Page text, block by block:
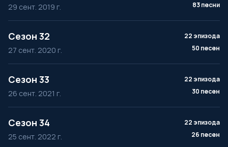
29 сент. 2019 г.
83 песни
Сезон 32
27 сент. 2020 г.
22 эпизода
50 песен
Сезон 33
26 сент. 2021 г.
22 эпизода
30 песен
Сезон 34
25 сент. 2022 г.
22 эпизода
26 песен